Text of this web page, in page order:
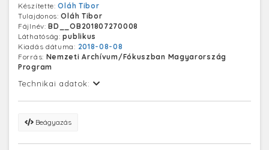
Készítette:Oláh Tibor
Tulajdonos:Oláh Tibor
Fájlnév:BD__OB201807270008
Láthatóság:publikus
Kiadás dátuma: 2018-08-08
Forrás: Nemzeti Archívum/Fókuszban Magyarország
Program
Technikai adatok:
Beágyazás